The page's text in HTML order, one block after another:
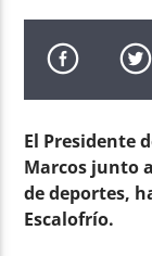
El Presidente
Marcos junto
de deportes,
Escalofrío.